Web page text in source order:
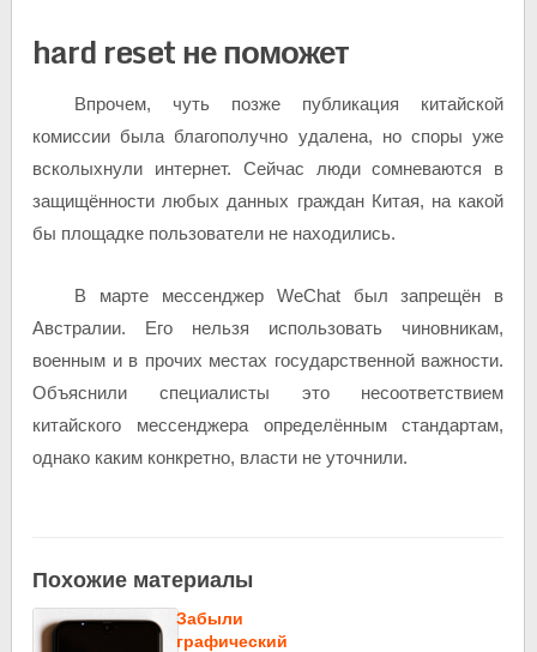
hard reset не поможет
Впрочем, чуть позже публикация китайской
комиссии была благополучно удалена, но споры уже
всколыхнули интернет. Сейчас люди сомневаются в
защищённости любых данных граждан Китая, на какой
бы площадке пользователи не находились.
В марте мессенджер WeChat был запрещён в
Австралии. Его нельзя использовать чиновникам,
военным и в прочих местах государственной важности.
Объяснили специалисты это несоответствием
китайского мессенджера определённым стандартам,
однако каким конкретно, власти не уточнили.
Похожие материалы
Забыли
графический